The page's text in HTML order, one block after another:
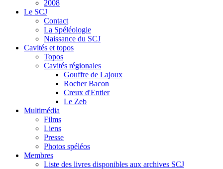
2008
Le SCJ
Contact
La Spéléologie
Naissance du SCJ
Cavités et topos
Topos
Cavités régionales
Gouffre de Lajoux
Rocher Bacon
Creux d'Entier
Le Zeb
Multimédia
Films
Liens
Presse
Photos spéléos
Membres
Liste des livres disponibles aux archives SCJ